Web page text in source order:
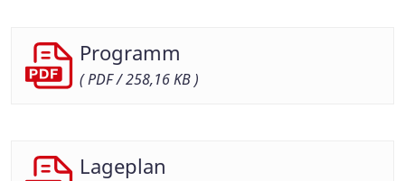
Programm
( PDF / 258,16 KB )
Lageplan